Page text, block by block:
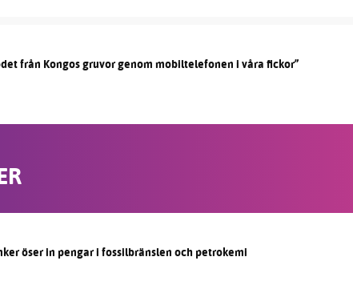
från Kongos gruvor genom mobiltelefonen i våra fickor”
öser in pengar i fossilbränslen och petrokemi